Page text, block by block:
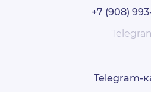
+7 (908)
Telegram-